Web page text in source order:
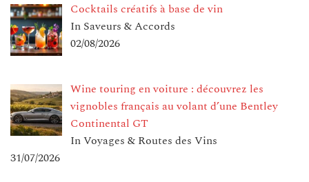
Cocktails créatifs à base de vin
In Saveurs & Accords
02/08/2026
Wine touring en voiture : découvrez les
vignobles français au volant d’une Bentley
Continental GT
In Voyages & Routes des Vins
31/07/2026